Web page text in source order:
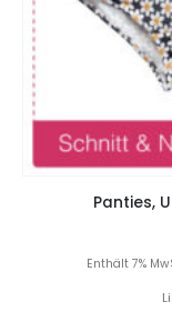
Panties,
Enthält 7%